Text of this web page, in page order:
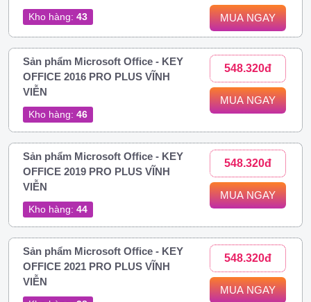
Kho hàng: 43 MUA NGAY
Sản phẩm Microsoft Office - KEY
OFFICE 2016 PRO PLUS VĨNH
VIỄN
Kho hàng: 46
548.320đ
MUA NGAY
Sản phẩm Microsoft Office - KEY
OFFICE 2019 PRO PLUS VĨNH
VIỄN
Kho hàng: 44
548.320đ
MUA NGAY
Sản phẩm Microsoft Office - KEY
OFFICE 2021 PRO PLUS VĨNH
VIỄN
548.320đ
MUA NGAY